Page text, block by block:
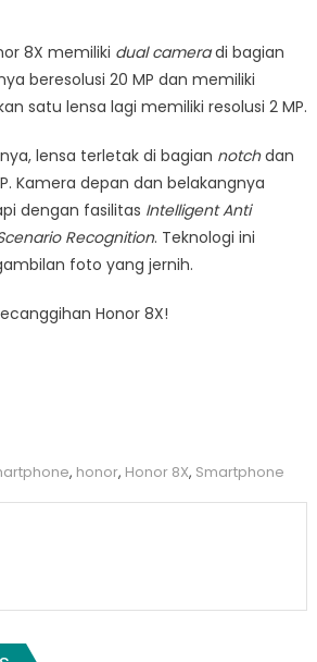
8X memiliki dual cameradi bagian
beresolusi 20 MP dan memiliki
satu lensa lagi memiliki resolusi 2 MP.
lensa terletak di bagian notchdan
Kamera depan dan belakangnya
dengan fasilitas Intelligent Anti
Recognition. Teknologi ini
foto yang jernih.
Honor 8X!
, honor, Honor 8X, Smartphone